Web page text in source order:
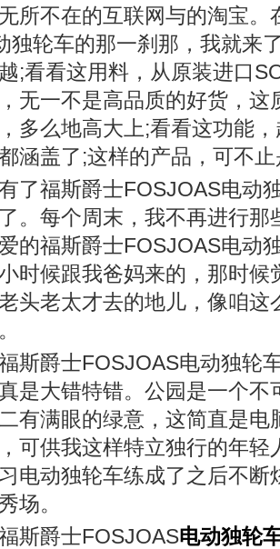
所不在的互联网与的淘宝。
独轮车的那一刹那，我就来
;看看这用料，从原装进口
无一不是高品质的好货，这
多么地高大上;看看这功能
涵盖了;这样的产品，可不
福斯爵士FOSJOAS电动
。每个周末，我不再进行那
的福斯爵士FOSJOAS电动
时候跟我爸妈来的，那时候
头老太才去的地儿，像咱这
爵士FOSJOAS电动独轮
是大错特错。公园是一个不
有满眼的绿意，这简直是电
可供我这样特立独行的年轻
动独轮车练成了之后不断
场。
爵士FOSJOAS电动独轮